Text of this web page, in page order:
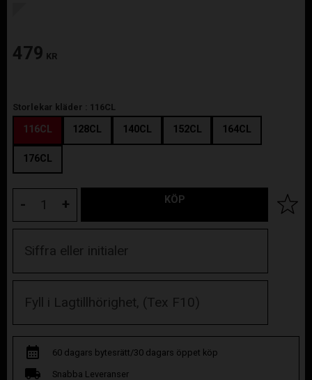
479 KR
Storlekar kläder : 116CL
116CL 128CL 140CL 152CL 164CL
176CL
+
- KÖP Lägg
60 dagars bytesrätt/30 dagars öppet köp
Snabba Leveranser